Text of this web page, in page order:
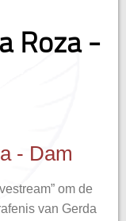
Roza -
- Dam
om de
van Gerda